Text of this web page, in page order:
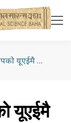
लकडाउनले गर्दा सुदीपको यूएईमै दाहसंस्कार
यूएईमै